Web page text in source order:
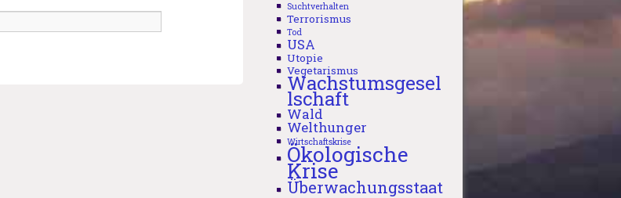
Suchtverhalten
Terrorismus
Tod
USA
Utopie
Vegetarismus
Wachstumsgesel
lschaft
Wald
Welthunger
Wirtschaftskrise
Ökologische
Krise
Überwachungsstaat